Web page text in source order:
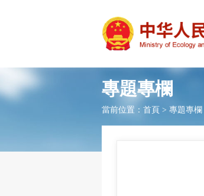
專題專欄
當前位置： 首頁 > 專題專欄